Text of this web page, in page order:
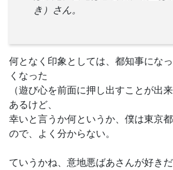
き）さん。
何となく印象としては、都知事にな
くなった
（遊び心を前面に押し出すことが出
あるけど、
幸いと言うか何というか、僕は東京
ので、よく分からない。
ていうかね、意地悪ばあさんが好きだ